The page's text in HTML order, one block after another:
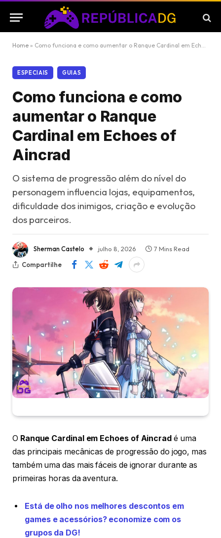
Home » Como funciona e como aumentar o Ranque Cardinal em Echoes of Aincrad
ESPECIAIS GUIAS
Como funciona e como
aumentar o Ranque
Cardinal em Echoes of
Aincrad
O sistema de progressão além do nível do
personagem influencia lojas, equipamentos,
dificuldade dos inimigos, criação e evolução
dos parceiros.
Sherman Castelo julho 8, 2026
7 Mins Read
Compartilhe
O Ranque Cardinal em Echoes of Aincradé uma
das principais mecânicas de progressão do jogo, mas
também uma das mais fáceis de ignorar durante as
primeiras horas da aventura.
Está de olho nos melhores descontos em
games e acessórios? economize com os
grupos da DG!